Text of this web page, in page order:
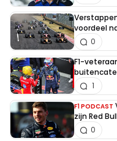
voordeel
0
F1-
1
F1 PODCAST
zijn Red
0